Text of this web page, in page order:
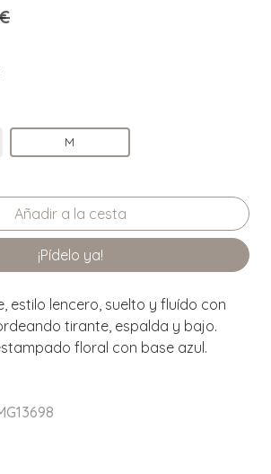
M
¡Pídelo ya!
estilo lencero, suelto y fluído con
tirante, espalda y bajo.
floral con base azul.